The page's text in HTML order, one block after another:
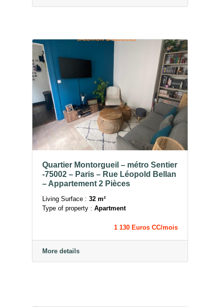
Quartier Montorgueil – métro Sentier
-75002 – Paris – Rue Léopold Bellan
– Appartement 2 Pièces
Living Surface : 32 m²
Type of property : Apartment
1 130 Euros CC/mois
More details